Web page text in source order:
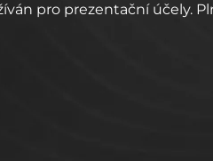
pro prezentační účely.